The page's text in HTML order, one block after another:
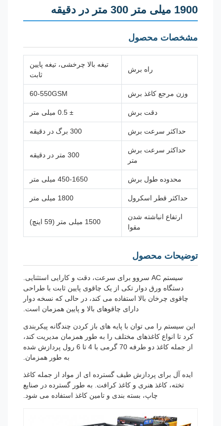
1900 میلی متر 300 متر در دقیقه
مشخصات محصول
راه برش
تیغه بالا چرخشی، تیغه پایین
وزن مرجع کاغذ برش 60-550GSM
دقت برش
حداکثر سرعت برش
حداکثر سرعت برش
محدوده طول برش 450-1650 میلی متر
حداکثر قطر اسکرول
ارتفاع انباشته شدن
توضیحات محصول
سیستم AC سروو برای سرعت، دقت و کارایی استثنایی.
دستگاه ورق دوار تکی از یک چاقوی پایین ثابت با طراحی
چاقوی چرخان بالا استفاده می کند، در حالی که نسخه دوار
دارای چاقوهای بالا و پایین همزمان است.
این سیستم را می توان با پایه های باز کردن چندگانه پیکربندی
کرد تا انواع کاغذهای مختلف را به طور همزمان مدیریت کند،
از جمله کاغذ دو طرفه 70 گرمی با 4 تا 6 رول پردازش شده
به طور همزمان.
ایده آل برای پردازش طیف گسترده ای از مواد از جمله کاغذ
تخته، کاغذ هنری و کاغذ کرافت. به طور گسترده در صنایع
چاپ، بسته بندی و تامین کاغذ استفاده می شود.